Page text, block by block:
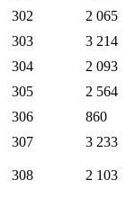
302
2 065
303
3 214
304
2 093
305
2 564
306
860
307
3 233
308 2 103